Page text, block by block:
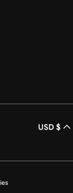
USD $